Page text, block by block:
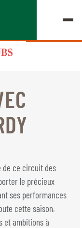
GRAND SLAM
de ce circuit des
le précieux
ses performances
cette saison.
et ambitions à